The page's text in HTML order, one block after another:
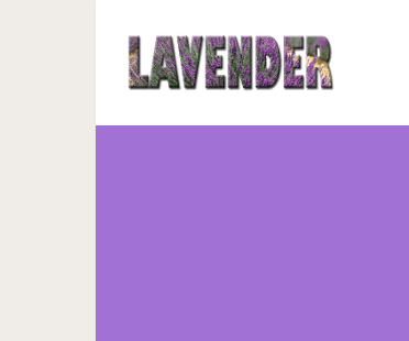
17 простых